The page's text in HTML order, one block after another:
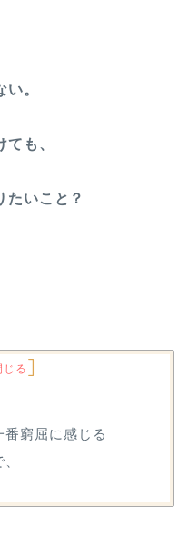
。
も、
たいこと？
じる ]
窮屈に感じる